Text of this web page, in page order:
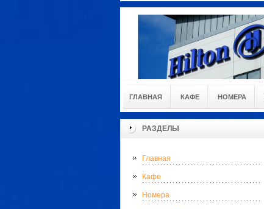
ГЛАВНАЯ КАФЕ НОМЕРА
РАЗДЕЛЫ
Главная
Кафе
Номера